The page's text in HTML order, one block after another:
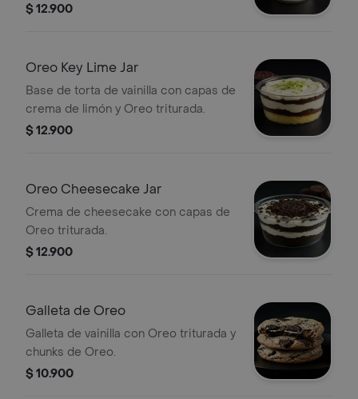
triturada.
$ 12.900
Oreo Key Lime Jar
Base de torta de vainilla con capas de
crema de limón y Oreo triturada.
$ 12.900
Oreo Cheesecake Jar
Crema de cheesecake con capas de
Oreo triturada.
$ 12.900
Galleta de Oreo
Galleta de vainilla con Oreo triturada y
chunks de Oreo.
$ 10.900